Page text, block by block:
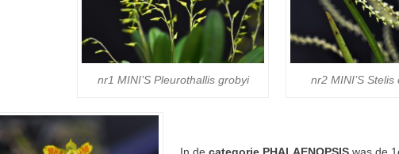
nr1 MINI’S Pleurothallis grobyi nr2 MINI’S Stelis
In de categorie PHALAENOPSIS was de